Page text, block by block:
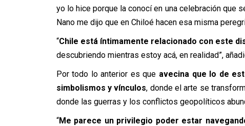
yo lo hice porque la conocí en una celebración que
Nano me dijo que en Chiloé hacen esa misma
“Chile está íntimamente relacionado con este
descubriendo mientras estoy acá, en realidad”,
Por todo lo anterior es que avecina que lo de
simbolismos y vínculos, donde el arte se
donde las guerras y los conflictos geopolíticos
“Me parece un privilegio poder estar